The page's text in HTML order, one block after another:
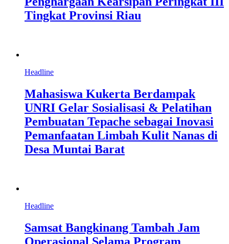
Tingkat Provinsi Riau
Headline
Mahasiswa Kukerta Berdampak
UNRI Gelar Sosialisasi & Pelatihan
Pembuatan Tepache sebagai Inovasi
Pemanfaatan Limbah Kulit Nanas di
Desa Muntai Barat
Headline
Samsat Bangkinang Tambah Jam
Operasional Selama Program